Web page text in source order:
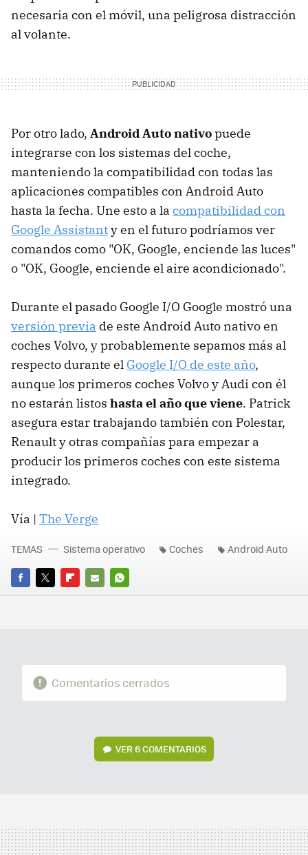
necesaria con el móvil, una peligrosa distracción
al volante.
Por otro lado, Android Auto nativopuede
integrarse con los sistemas del coche,
manteniendo la compatibilidad con todas las
aplicaciones compatibles con Android Auto
hasta la fecha. Une esto a la compatibilidad con
Google Assistanty en el futuro podríamos ver
comandos como "OK, Google, enciende las luces"
o "OK, Google, enciende el aire acondicionado".
Durante el pasado Google I/O Google mostró una
versión previa de este Android Auto nativo en
coches Volvo, y probablemente sepamos más al
respecto durante el Google I/O de este año,
aunque los primeros coches Volvo y Audi con él
no estarán listos hasta el año que viene. Patrick
asegura estar trabajando también con Polestar,
Renault y otras compañías para empezar a
producir los primeros coches con este sistema
integrado.
Vía | The Verge
FACEBOOK
TWITTERFLIPBOARD
E-
WHATSAPP
TEMAS Sistema operativo Coches Android Auto
Comentarios cerrados
VER6 COMENTARIOS